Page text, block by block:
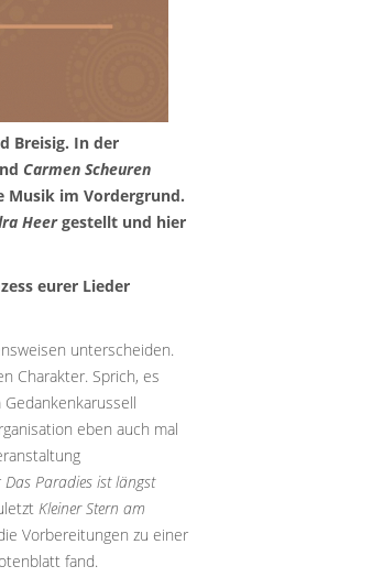
Breisig. In der
Carmen Scheuren
Musik im Vordergrund.
Heergestellt und hier
eurer Lieder
unterscheiden.
Charakter. Sprich, es
eben auch mal
Das Paradies ist längst
Kleiner Stern am
Vorbereitungen zu einer
fand.